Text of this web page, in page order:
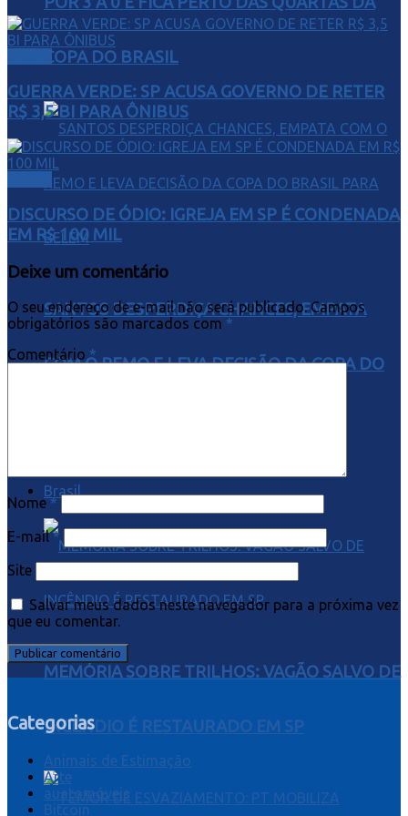
COPA DO BRASIL
SANTOS DESPERDIÇA CHANCES, EMPATA
COM O REMO E LEVA DECISÃO DA COPA DO
Brasil
MEMÓRIA SOBRE TRILHOS: VAGÃO SALVO DE
INCÊNDIO É RESTAURADO EM SP
GUERRA VERDE: SP ACUSA GOVERNO DE RETER
R$ 3,5 BI PARA ÔNIBUS
DISCURSO DE ÓDIO: IGREJA EM SP É CONDENADA
EM R$ 100 MIL
Deixe um comentário
O seu endereço de e-mail não será publicado. Campos
obrigatórios são marcados com *
Comentário*
Nome*
E-mail*
Site
Salvar meus dados neste navegador para a próxima vez
que eu comentar.
Categorias
Animais de Estimação
Arte
auatomóveis
Bitcoin